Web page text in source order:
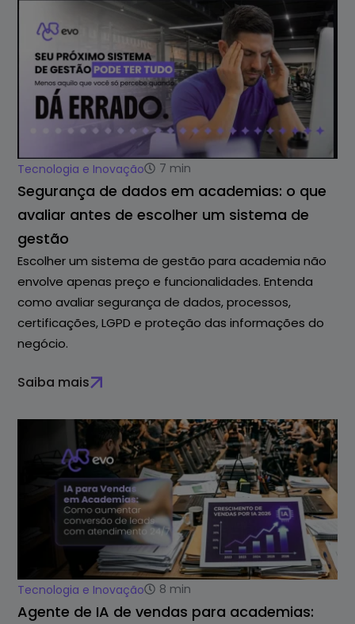
Tecnologia e Inovação 7 min
Segurança de dados em academias: o que
avaliar antes de escolher um sistema de
gestão
Escolher um sistema de gestão para academia não
envolve apenas preço e funcionalidades. Entenda
como avaliar segurança de dados, processos,
certificações, LGPD e proteção das informações do
negócio.
Saiba mais
Tecnologia e Inovação 8 min
Agente de IA de vendas para academias: